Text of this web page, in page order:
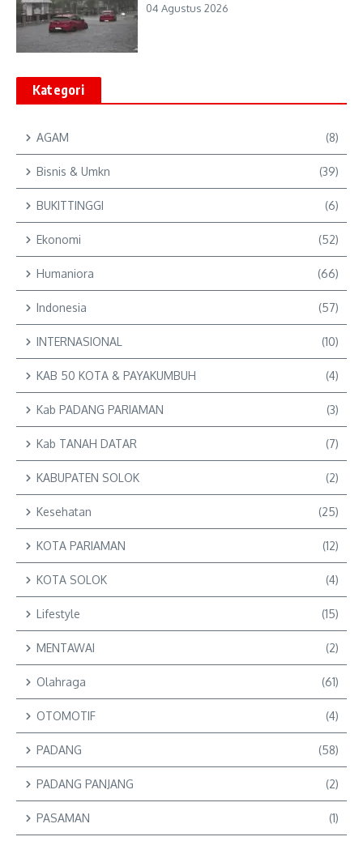
04 Agustus 2026
Kategori
AGAM (8)
Bisnis & Umkn (39)
BUKITTINGGI (6)
Ekonomi (52)
Humaniora (66)
Indonesia (57)
INTERNASIONAL (10)
KAB 50 KOTA & PAYAKUMBUH (4)
Kab PADANG PARIAMAN (3)
Kab TANAH DATAR (7)
KABUPATEN SOLOK (2)
Kesehatan (25)
KOTA PARIAMAN (12)
KOTA SOLOK (4)
Lifestyle (15)
MENTAWAI (2)
Olahraga (61)
OTOMOTIF (4)
PADANG (58)
PADANG PANJANG (2)
PASAMAN (1)